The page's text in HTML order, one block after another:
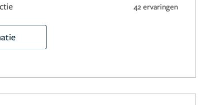
42 ervaringen